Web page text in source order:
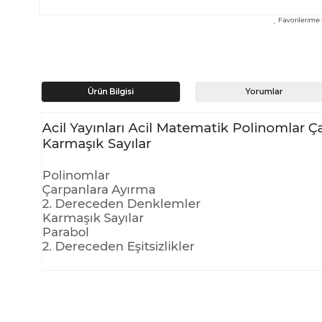
Ürün Bilgisi Yorumlar
Acil Yayınları Acil Matematik Polinomlar
Karmaşık Sayılar
Polinomlar
Çarpanlara Ayırma
2. Dereceden Denklemler
Karmaşık Sayılar
​Parabol
2. Dereceden Eşitsizlikler